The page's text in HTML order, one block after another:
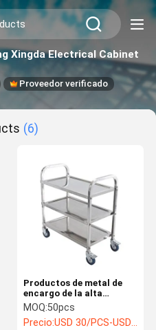
Xingda Electrical Cabinet
Proveedor verificado
(6)
Productos de metal de
encargo de la alta
durabilidad, carretilla
médica del hospital del
acero inoxidable
MOQ:50pcs
Precio:USD 30/PCS-USD 40/PCS